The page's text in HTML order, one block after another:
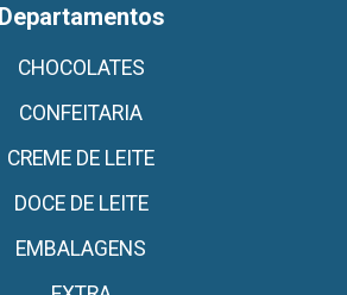
Departamentos
CHOCOLATES
CONFEITARIA
CREME DE LEITE
DOCE DE LEITE
EMBALAGENS